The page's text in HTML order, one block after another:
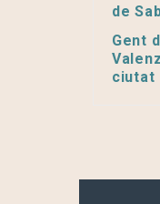
de
Gent
ciutat